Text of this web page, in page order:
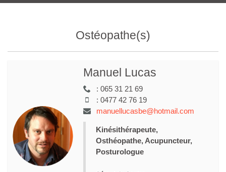
Ostéopathe(s)
Manuel Lucas
:065 31 21 69
:0477 42 76 19
manuellucasbe@hotmail.com
Kinésithérapeute,
Osthéopathe, Acupuncteur,
Posturologue